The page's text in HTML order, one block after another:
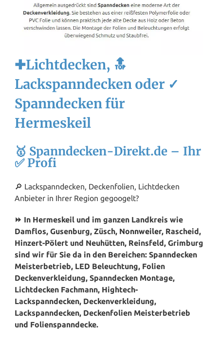
✚Lichtdecken, 🔝
Lackspanndecken oder ✓
Spanndecken für
Hermeskeil
🥇 Spanndecken-Direkt.de – Ihr
✅ Profi
🔎 Lackspanndecken, Deckenfolien, Lichtdecken
Anbieter in Ihrer Region gegoogelt?
⏩ In Hermeskeil und im ganzen Landkreis wie
Damflos, Gusenburg, Züsch, Nonnweiler, Rascheid,
Hinzert-Pölert und Neuhütten, Reinsfeld, Grimburg
sind wir für Sie da in den Bereichen: Spanndecken
Meisterbetrieb, LED Beleuchtung, Folien
Deckenverkleidung, Spanndecken Montage,
Lichtdecken Fachmann, Hightech-
Lackspanndecken, Deckenverkleidung,
Lackspanndecken, Deckenfolien Meisterbetrieb
und Folienspanndecke.